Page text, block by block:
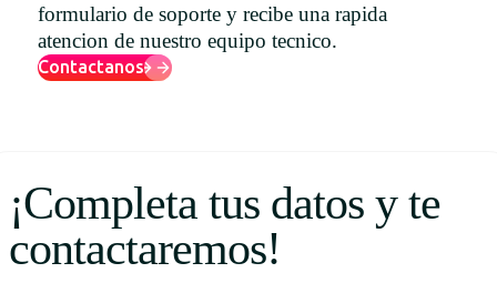
Uruguay
USA
English
Português
formulario de soporte y recibe una rapida
atencion de nuestro equipo tecnico.
Contactanos
¡Completa tus datos y te
contactaremos!